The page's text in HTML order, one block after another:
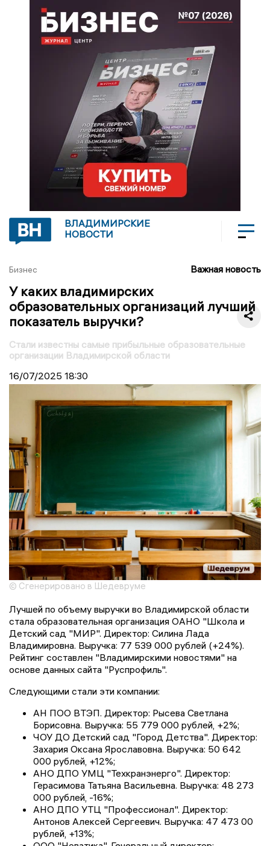
ВЛАДИМИРСКИЕ
НОВОСТИ
Бизнес Важная новость
У каких владимирских
образовательных организаций лучший
показатель выручки?
Стали известны самые прибыльные образовательные
организации Владимирской области
16/07/2025 18:30
© Сгенерировано в Шедевруме
Лучшей по объему выручки во Владимирской области
стала образовательная организация ОАНО "Школа и
Детский сад "МИР". Директор: Силина Лада
Владимировна. Выручка: 77 539 000 рублей (+24%).
Рейтинг составлен "Владимирскими новостями" на
основе данных сайта "Руспрофиль".
Следующими стали эти компании:
АН ПОО ВТЭП. Директор: Рысева Светлана
Борисовна. Выручка: 55 779 000 рублей, +2%;
ЧОУ ДО Детский сад "Город Детства". Директор:
Захария Оксана Ярославовна. Выручка: 50 642
000 рублей, +12%;
АНО ДПО УМЦ "Техкранэнерго". Директор:
Герасимова Татьяна Васильевна. Выручка: 48 273
000 рублей, -16%;
АНО ДПО УТЦ "Профессионал". Директор:
Антонов Алексей Сергеевич. Выручка: 47 473 00
рублей, +13%;